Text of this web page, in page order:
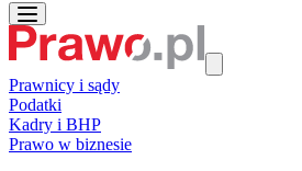
Prawnicy i sądy
Podatki
Kadry i BHP
Prawo w biznesie